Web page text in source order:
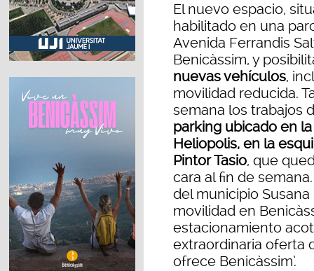
El nuevo espacio,
habilitado en una
Avenida Ferrandis
Benicàssim, y
nuevas vehículos,
movilidad reducida.
semana los trabajos
parking ubicado en
Heliopolis, en la
Pintor Tasio, que
cara al fin de
del municipio Susana
movilidad en
estacionamiento
extraordinaria oferta
ofrece Benicàssim’.